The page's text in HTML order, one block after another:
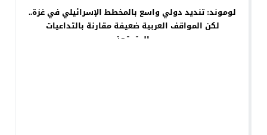
لوموند: تنديد دولي واسع بالمخطط الإسرائيلي في غزة..
لكن المواقف العربية ضعيفة مقارنة بالتداعيات
المتوقعة